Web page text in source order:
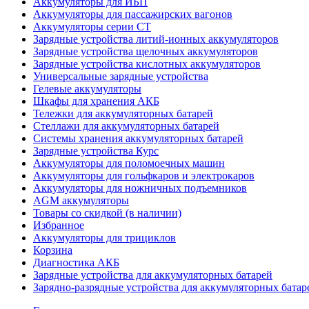
Аккумуляторы для пассажирских вагонов
Аккумуляторы серии СТ
Зарядные устройства литий-ионных аккумуляторов
Зарядные устройства щелочных аккумуляторов
Зарядные устройства кислотных аккумуляторов
Универсальные зарядные устройства
Гелевые аккумуляторы
Шкафы для хранения АКБ
Тележки для аккумуляторных батарей
Стеллажи для аккумуляторных батарей
Системы хранения аккумуляторных батарей
Зарядные устройства Курс
Аккумуляторы для поломоечных машин
Аккумуляторы для гольфкаров и электрокаров
Аккумуляторы для ножничных подъемников
AGM аккумуляторы
Товары со скидкой (в наличии)
Избранное
Аккумуляторы для трициклов
Корзина
Диагностика АКБ
Зарядные устройства для аккумуляторных батарей
Зарядно-разрядные устройства для аккумуляторных